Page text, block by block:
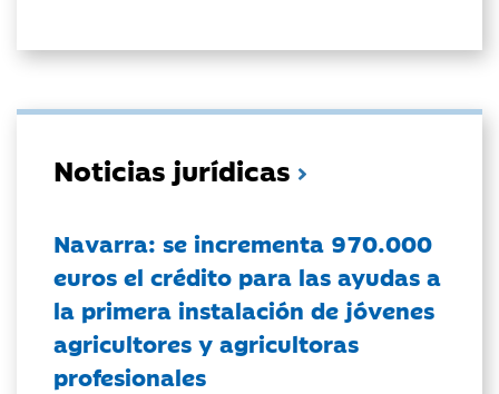
Noticias jurídicas
Navarra: se incrementa 970.000
euros el crédito para las ayudas a
la primera instalación de jóvenes
agricultores y agricultoras
profesionales